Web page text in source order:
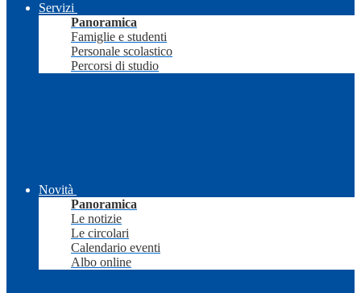
Servizi
Panoramica
Famiglie e studenti
Personale scolastico
Percorsi di studio
Novità
Panoramica
Le notizie
Le circolari
Calendario eventi
Albo online